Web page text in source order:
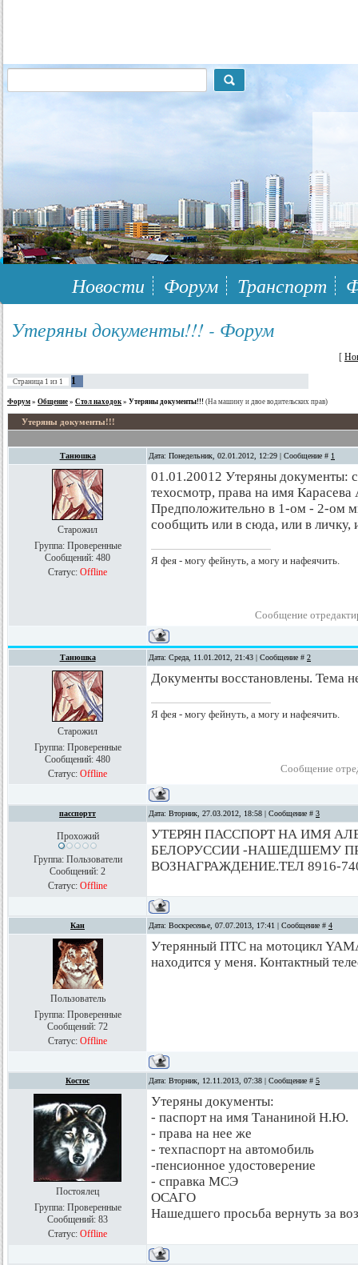
117148, г.Москва, ЮЗАО, муниципальный район Южное Бутово
Новости Форум Транспорт
Утеряны документы!!! - Форум
[
Страница 1 из 1 1
Форум » Общение » Стол находок » Утеряны документы!!! (На машину и двое водительских прав)
Утеряны документы!!!
Танюшка Дата: Понедельник, 02.01.2012, 12:29 | Сообщение # 1
Старожил
Группа: Проверенные
Сообщений: 480
Статус: Offline
01.01.20012 Утеряны документы:
техосмотр, права на имя
Предположительно в 1-ом - 2-ом
сообщить или в сюда, или в
Я фея - могу фейнуть, а могу и нафеячить.
Сообщение
Танюшка Дата: Среда, 11.01.2012, 21:43 | Сообщение # 2
Старожил
Группа: Проверенные
Сообщений: 480
Статус: Offline
Документы восстановлены. Тема
Я фея - могу фейнуть, а могу и нафеячить.
Сообщение
пасспортт Дата: Вторник, 27.03.2012, 18:58 | Сообщение # 3
Прохожий
Группа: Пользователи
Сообщений: 2
Статус: Offline
УТЕРЯН ПАССПОРТ НА ИМЯ
БЕЛОРУССИИ -НАШЕДШЕМУ
ВОЗНАГРАЖДЕНИЕ.ТЕЛ 8916-
Кан Дата: Воскресенье, 07.07.2013, 17:41 | Сообщение # 4
Пользователь
Группа: Проверенные
Сообщений: 72
Статус: Offline
Утерянный ПТС на мотоцикл
находится у меня. Контактный
Костос Дата: Вторник, 12.11.2013, 07:38 | Сообщение # 5
Постоялец
Группа: Проверенные
Сообщений: 83
Статус: Offline
Утеряны документы:
- паспорт на имя Тананиной Н.Ю.
- права на нее же
- техпаспорт на автомобиль
-пенсионное удостоверение
- справка МСЭ
ОСАГО
Нашедшего просьба вернуть за